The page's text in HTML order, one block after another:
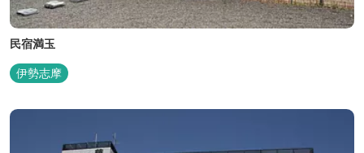
民宿満玉
伊勢志摩